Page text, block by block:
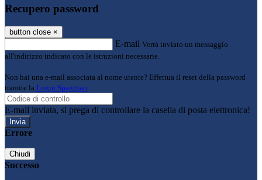
Recupero password
button close ×
E-mail Verrà inviato un messaggio
all'indirizzo indicato con le istruzioni necessarie.
Non hai una e-mail associata al nome utente? Effettua il reset della password
tramite la Login Spaggiari
E-mail inviata, si prega di controllare la casella di posta elettronica!
Errore
Chiudi
Successo